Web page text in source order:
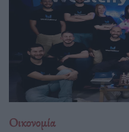
Οικονομία